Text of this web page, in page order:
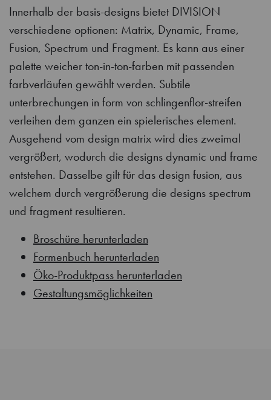
Innerhalb der basis-designs bietet DIVISION
verschiedene optionen: Matrix, Dynamic, Frame,
Fusion, Spectrum und Fragment. Es kann aus einer
palette weicher ton-in-ton-farben mit passenden
farbverläufen gewählt werden. Subtile
unterbrechungen in form von schlingenflor-streifen
verleihen dem ganzen ein spielerisches element.
Ausgehend vom design matrix wird dies zweimal
vergrößert, wodurch die designs dynamic und frame
entstehen. Dasselbe gilt für das design fusion, aus
welchem durch vergrößerung die designs spectrum
und fragment resultieren.
Broschüre herunterladen
Formenbuch herunterladen
Öko-Produktpass herunterladen
Gestaltungsmöglichkeiten